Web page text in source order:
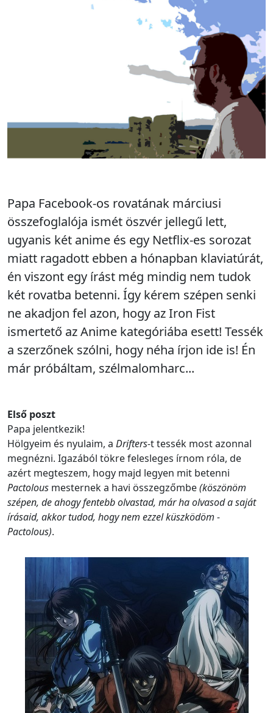
Papa Facebook-os rovatának márciusi
összefoglalója ismét öszvér jellegű lett,
ugyanis két anime és egy Netflix-es sorozat
miatt ragadott ebben a hónapban klaviatúrát,
én viszont egy írást még mindig nem tudok
két rovatba betenni. Így kérem szépen senki
ne akadjon fel azon, hogy az Iron Fist
ismertető az Anime kategóriába esett! Tessék
a szerzőnek szólni, hogy néha írjon ide is! Én
már próbáltam, szélmalomharc...
Első poszt
Papa jelentkezik!
Hölgyeim és nyulaim, a Drifters-t tessék most azonnal
megnézni. Igazából tökre felesleges írnom róla, de
azért megteszem, hogy majd legyen mit betenni
Pactolous mesternek a havi összegzőmbe(köszönöm
szépen, de ahogy fentebb olvastad, már ha olvasod a saját
írásaid, akkor tudod, hogy nem ezzel küszködöm -
Pactolous).